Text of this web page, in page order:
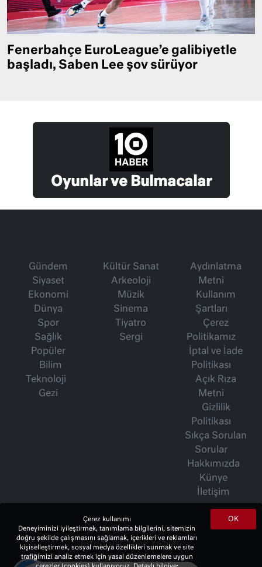
Fenerbahçe EuroLeague’e galibiyetle
başladı, Saben Lee şov sürüyor
Oyunlar ve Bulmacalar
Gündem
Siyaset
Ekonomi
Dünya
Spor
Sağlık
Popüler
Bilim
Teknoloji
Gezi
Kültür Sanat
Arkeoloji
Müzik
Sinema
Tiyatro
Sergi
Aydınlatma
Metni
Kullanım
Şartları
Çerez
Politikamız
İptal ve İade
Politikası
Açık Rıza
Metni
Gizlilik
Politikası
Sıkça Sorulan
Sorular
Hakkımızda
Künye
İletişim
İsmet Berkan Yazıları
Ertuğrul Özkök Yazıları
Haftalık Gazete
OK
Çerez kullanımı
Deneyiminizi iyileştirmek, tanımlama bilgilerini, sitemizin
doğru şekilde çalışmasını sağlamak, içerikleri ve reklamları
kişiselleştirmek, sosyal medya özellikleri sunmak ve site
trafiğimizi analiz etmek için yasal düzenlemelere uygun